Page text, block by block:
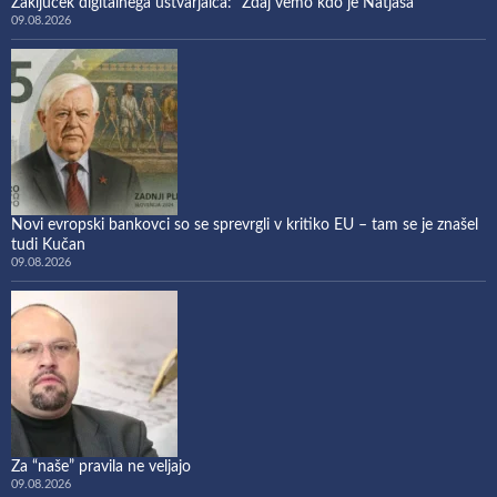
Zaključek digitalnega ustvarjalca: “Zdaj vemo kdo je Natjaša”
09.08.2026
Novi evropski bankovci so se sprevrgli v kritiko EU – tam se je znašel
tudi Kučan
09.08.2026
Za “naše” pravila ne veljajo
09.08.2026